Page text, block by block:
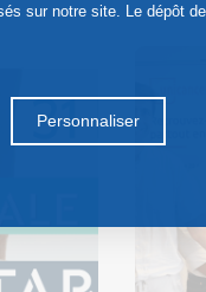
sur notre site. Le dépôt de
Personnaliser